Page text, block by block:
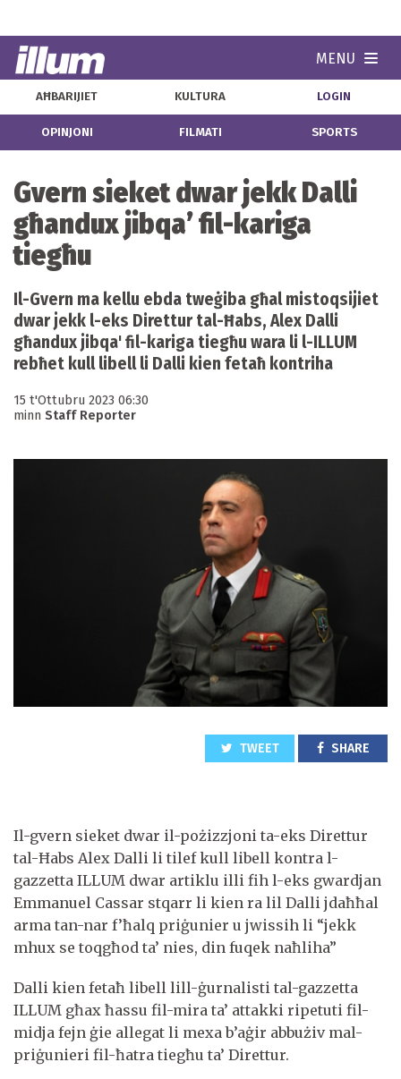
MENU
AĦBARIJIET KULTURA LOGIN
OPINJONI FILMATI SPORTS
Gvern sieket dwar jekk Dalli
għandux jibqa’ fil-kariga
tiegħu
Il-Gvern ma kellu ebda tweġiba għal mistoqsijiet
dwar jekk l-eks Direttur tal-Ħabs, Alex Dalli
għandux jibqa' fil-kariga tiegħu wara li l-ILLUM
rebħet kull libell li Dalli kien fetaħ kontriha
15 t'Ottubru 2023 06:30
minn Staff Reporter
TWEET SHARE
Il-gvern sieket dwar il-pożizzjoni ta-eks Direttur
tal-Ħabs Alex Dalli li tilef kull libell kontra l-
gazzetta ILLUM dwar artiklu illi fih l-eks gwardjan
Emmanuel Cassar stqarr li kien ra lil Dalli jdaħħal
arma tan-nar f’ħalq priġunier u jwissih li “jekk
mhux se toqgħod ta’ nies, din fuqek naħliha”
Dalli kien fetaħ libell lill-ġurnalisti tal-gazzetta
ILLUM għax ħassu fil-mira ta’ attakki ripetuti fil-
midja fejn ġie allegat li mexa b’aġir abbużiv mal-
priġunieri fil-ħatra tiegħu ta’ Direttur.